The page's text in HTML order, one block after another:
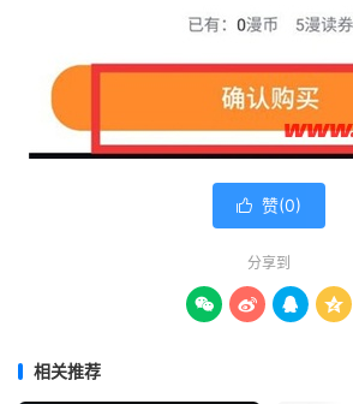
 赞(0)
分享到
   
相关推荐